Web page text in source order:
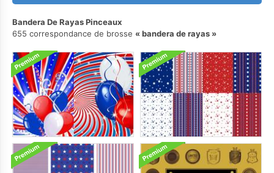
Bandera De Rayas Pinceaux
655 correspondance de brosse
bandera de rayas